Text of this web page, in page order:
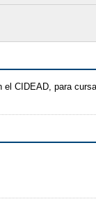
CIDEAD, para